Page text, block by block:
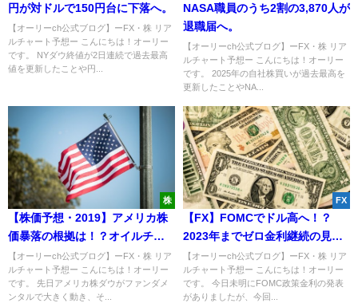
円が対ドルで150円台に下落へ。
【オーリーch公式ブログ】ーFX・株 リア
ルチャート予想ー こんにちは！オーリー
です。 NYダウ終値が2日連続で過去最高
値を更新したことや円...
NASA職員のうち2割の3,870人が
退職届へ。
【オーリーch公式ブログ】ーFX・株 リア
ルチャート予想ー こんにちは！オーリー
です。 2025年の自社株買いが過去最高を
更新したことやNA...
株
【株価予想・2019】アメリカ株
価暴落の根拠は！？オイルチャ
ート・個別株から説明！
【オーリーch公式ブログ】ーFX・株 リア
ルチャート予想ー こんにちは！オーリー
です。 先日アメリカ株ダウがファンダメ
ンタルで大きく動き、そ...
FX
【FX】FOMCでドル高へ！？
2023年までゼロ金利継続の見通
しに！
【オーリーch公式ブログ】ーFX・株 リア
ルチャート予想ー こんにちは！オーリー
です。 今日未明にFOMC政策金利の発表
がありましたが、今回...